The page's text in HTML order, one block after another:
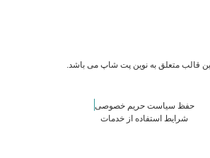
قالب متعلق به نوین پت شاپ می باشد.
حفظ سیاست حریم خصوصی
شرایط استفاده از خدمات